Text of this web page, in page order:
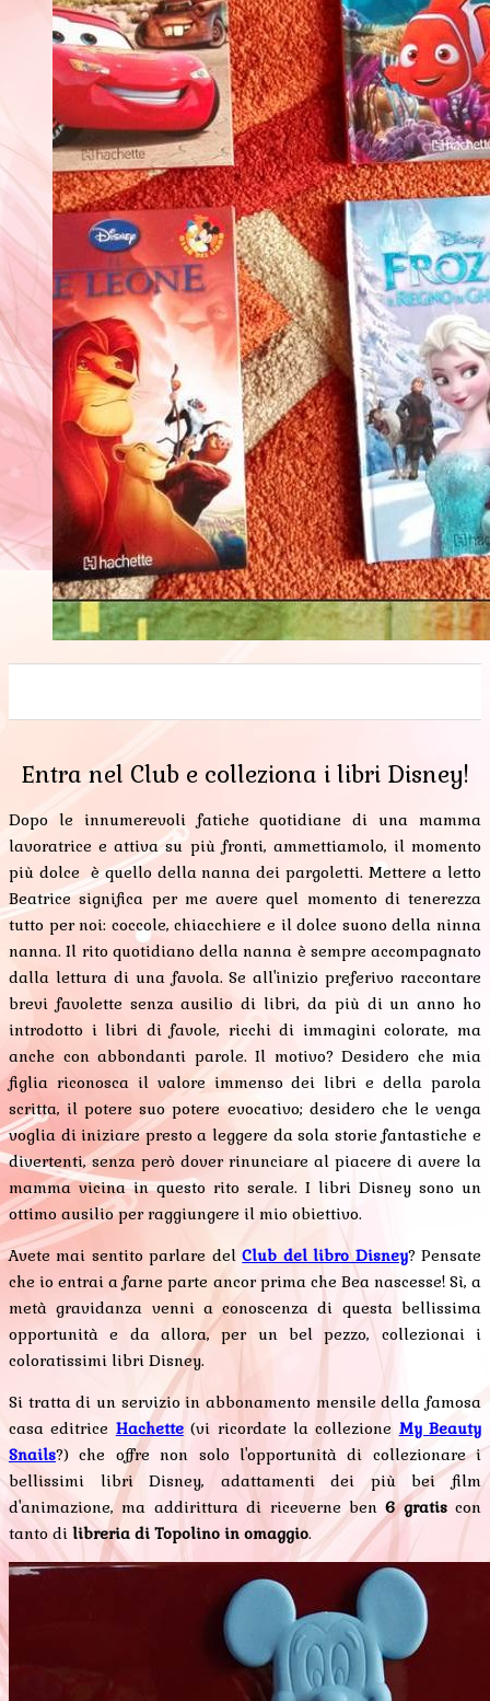
Entra nel Club e colleziona i libri Disney!
Dopo le innumerevoli fatiche quotidiane di una mamma
lavoratrice e attiva su più fronti, ammettiamolo, il momento
più dolce è quello della nanna dei pargoletti. Mettere a letto
Beatrice significa per me avere quel momento di tenerezza
tutto per noi: coccole, chiacchiere e il dolce suono della ninna
nanna. Il rito quotidiano della nanna è sempre accompagnato
dalla lettura di una favola. Se all'inizio preferivo raccontare
brevi favolette senza ausilio di libri, da più di un anno ho
introdotto i libri di favole, ricchi di immagini colorate, ma
anche con abbondanti parole. Il motivo? Desidero che mia
figlia riconosca il valore immenso dei libri e della parola
scritta, il potere suo potere evocativo; desidero che le venga
voglia di iniziare presto a leggere da sola storie fantastiche e
divertenti, senza però dover rinunciare al piacere di avere la
mamma vicina in questo rito serale. I libri Disney sono un
ottimo ausilio per raggiungere il mio obiettivo.
Avete mai sentito parlare delClub del libro Disney? Pensate
che io entrai a farne parte ancor prima che Bea nascesse! Sì, a
metà gravidanza venni a conoscenza di questa bellissima
opportunità e da allora, per un bel pezzo, collezionai i
coloratissimi libri Disney.
Si tratta di un servizio in abbonamento mensile della famosa
casa editrice Hachette (vi ricordate la collezione My Beauty
Snails?) che offre non solo l'opportunità di collezionare i
bellissimi libri Disney, adattamenti dei più bei film
d'animazione, ma addirittura di riceverne ben6 gratiscon
tanto di libreria di Topolino in omaggio.